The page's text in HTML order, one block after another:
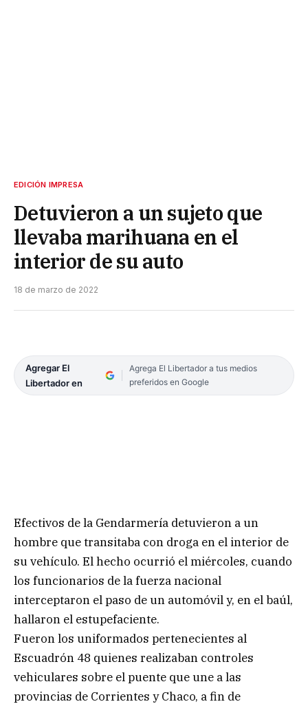
EDICIÓN IMPRESA
Detuvieron a un sujeto que
llevaba marihuana en el
interior de su auto
18 de marzo de 2022
Agregar El
Libertador en
Agrega El Libertador a tus medios
preferidos en Google
Efectivos de la Gendarmería detuvieron a un
hombre que transitaba con droga en el interior de
su vehículo. El hecho ocurrió el miércoles, cuando
los funcionarios de la fuerza nacional
interceptaron el paso de un automóvil y, en el baúl,
hallaron el estupefaciente.
Fueron los uniformados pertenecientes al
Escuadrón 48 quienes realizaban controles
vehiculares sobre el puente que une a las
provincias de Corrientes y Chaco, a fin de